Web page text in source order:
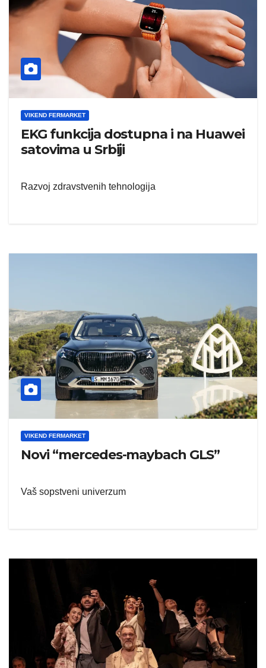
VIKEND FERMARKET
EKG funkcija dostupna i na Huawei
satovima u Srbiji
Razvoj zdravstvenih tehnologija
VIKEND FERMARKET
Novi “mercedes-maybach GLS”
Vaš sopstveni univerzum